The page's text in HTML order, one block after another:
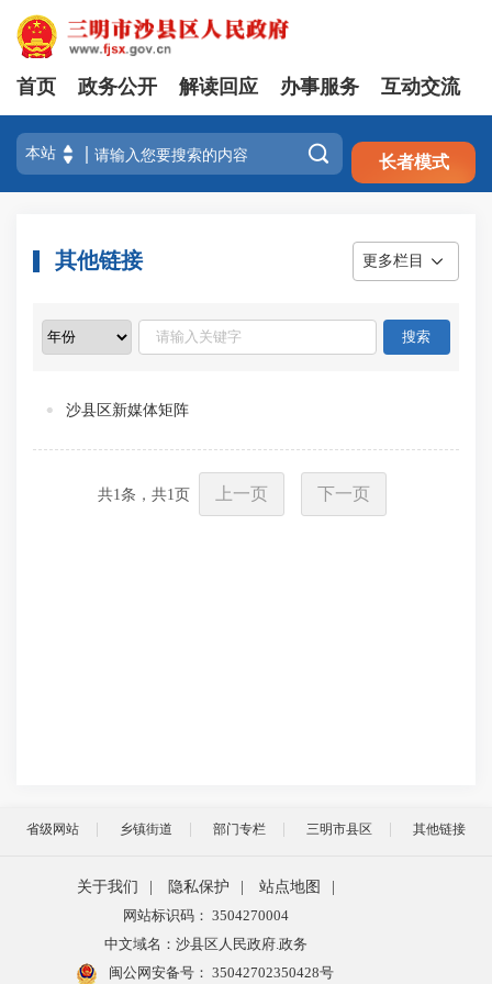
注册 登录
首页 政务公开 解读回应 办事服务 互动交流
 长者模式
其他链接 更多栏目
沙县区新媒体矩阵
共1 条，共1 页 上一页 下一页
省级网站 乡镇街道 部门专栏 三明市县区 其他链接
关于我们 隐私保护 站点地图
网站标识码： 3504270004
中文域名：沙县区人民政府.政务
闽公网安备号： 35042702350428号